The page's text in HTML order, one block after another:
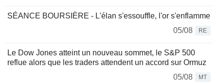
SÉANCE BOURSIÈRE - L'élan s'essouffle, l'or s'enflamme
05/08
RE
Le Dow Jones atteint un nouveau sommet, le S&P 500
reflue alors que les traders attendent un accord sur Ormuz
05/08
MT